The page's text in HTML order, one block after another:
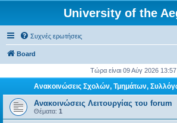
University of the
Συχνές ερωτήσεις
Board
Τώρα είναι 09 Αύγ 2026 13:57
Ανακοινώσεις Σχολών, Τμημάτων,
Ανακοινώσεις Λειτουργίας του forum
Θέματα: 1